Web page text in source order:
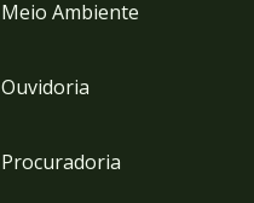
Meio Ambiente
Ouvidoria
Procuradoria